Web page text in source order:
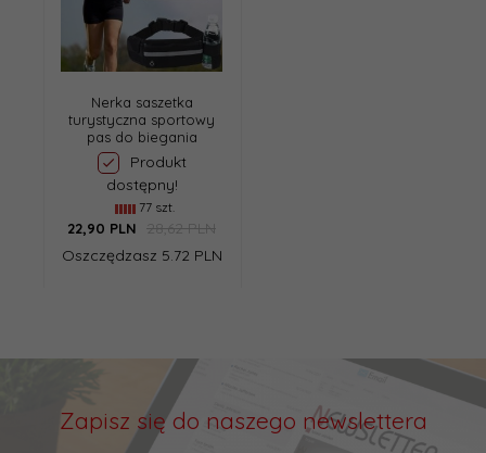
Nerka saszetka
turystyczna sportowy
pas do biegania
Produkt
dostępny!
77 szt.
22,90 PLN
28,62 PLN
Oszczędzasz 5.72 PLN
Zapisz się do naszego newslettera